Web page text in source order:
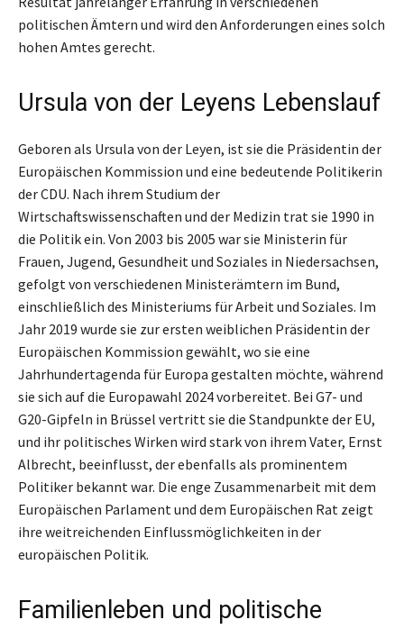
politischen Ämtern und wird den Anforderungen eines solch
hohen Amtes gerecht.
Ursula von der Leyens Lebenslauf
Geboren als Ursula von der Leyen, ist sie die Präsidentin der
Europäischen Kommission und eine bedeutende Politikerin
der CDU. Nach ihrem Studium der
Wirtschaftswissenschaften und der Medizin trat sie 1990 in
die Politik ein. Von 2003 bis 2005 war sie Ministerin für
Frauen, Jugend, Gesundheit und Soziales in Niedersachsen,
gefolgt von verschiedenen Ministerämtern im Bund,
einschließlich des Ministeriums für Arbeit und Soziales. Im
Jahr 2019 wurde sie zur ersten weiblichen Präsidentin der
Europäischen Kommission gewählt, wo sie eine
Jahrhundertagenda für Europa gestalten möchte, während
sie sich auf die Europawahl 2024 vorbereitet. Bei G7- und
G20-Gipfeln in Brüssel vertritt sie die Standpunkte der EU,
und ihr politisches Wirken wird stark von ihrem Vater, Ernst
Albrecht, beeinflusst, der ebenfalls als prominentem
Politiker bekannt war. Die enge Zusammenarbeit mit dem
Europäischen Parlament und dem Europäischen Rat zeigt
ihre weitreichenden Einflussmöglichkeiten in der
europäischen Politik.
Familienleben und politische